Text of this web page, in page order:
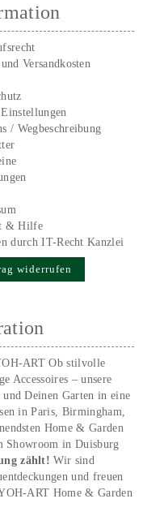
Versandkosten
/ Wegbeschreibung
& Hilfe
durch IT-Recht Kanzlei
widerrufen
Ob stilvolle
Accessoires – unsere
Deinen Garten in eine
in Paris, Birmingham,
Home & Garden
Showroom in Duisburg
zählt!Wir sind
und freuen
Home & Garden